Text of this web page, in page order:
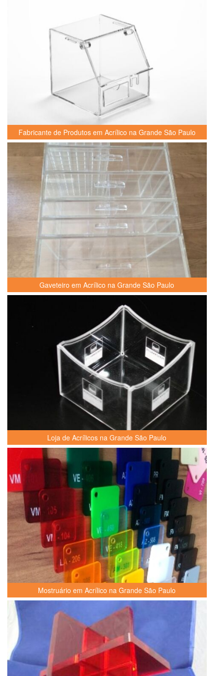
Fabricante de Produtos em Acrílico na Grande São Paulo
Gaveteiro em Acrílico na Grande São Paulo
Loja de Acrílicos na Grande São Paulo
Mostruário em Acrílico na Grande São Paulo